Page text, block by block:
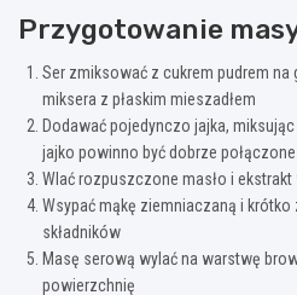
Przygotowanie
Ser zmiksować z cukrem pudrem na
miksera z płaskim mieszadłem
Dodawać pojedynczo jajka,
jajko powinno być dobrze
Wlać rozpuszczone masło i
Wsypać mąkę ziemniaczaną i
składników
Masę serową wylać na warstwę
powierzchnię